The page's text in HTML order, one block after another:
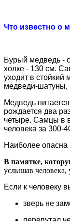
Что известно о
Бурый медведь -
холке - 130 см.
уходит в стойкий
медведи-шатуны,
Медведь
рождается два
четыре. Самцы в
человека за 300-
Наиболее
В памятке,
услышав человека,
Если к человеку
зверь не